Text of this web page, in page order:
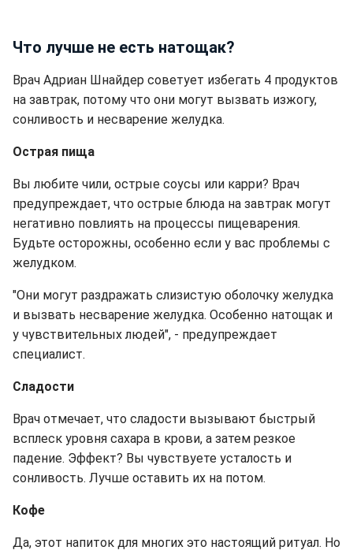
Что лучше не есть натощак?
Врач Адриан Шнайдер советует избегать 4 продуктов
на завтрак, потому что они могут вызвать изжогу,
сонливость и несварение желудка.
Острая пища
Вы любите чили, острые соусы или карри? Врач
предупреждает, что острые блюда на завтрак могут
негативно повлиять на процессы пищеварения.
Будьте осторожны, особенно если у вас проблемы с
желудком.
"Они могут раздражать слизистую оболочку желудка
и вызвать несварение желудка. Особенно натощак и
у чувствительных людей", - предупреждает
специалист.
Сладости
Врач отмечает, что сладости вызывают быстрый
всплеск уровня сахара в крови, а затем резкое
падение. Эффект? Вы чувствуете усталость и
сонливость. Лучше оставить их на потом.
Кофе
Да, этот напиток для многих это настоящий ритуал. Но